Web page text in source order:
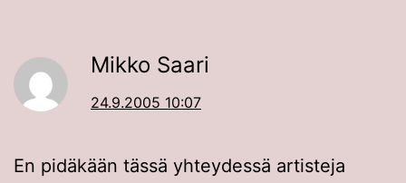
Mikko Saari
24.9.2005 10:07
En pidäkään tässä yhteydessä artisteja